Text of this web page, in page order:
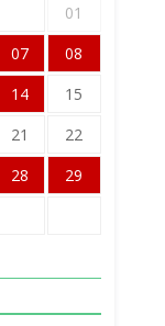
01
07
08
14
15
21
22
28
29